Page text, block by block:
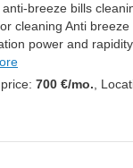
breeze bills
cleaning Anti
power and
price: 700 €/mo. ,